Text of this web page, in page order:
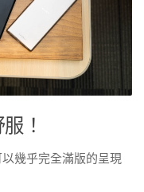
！
幾乎完全滿版的呈現